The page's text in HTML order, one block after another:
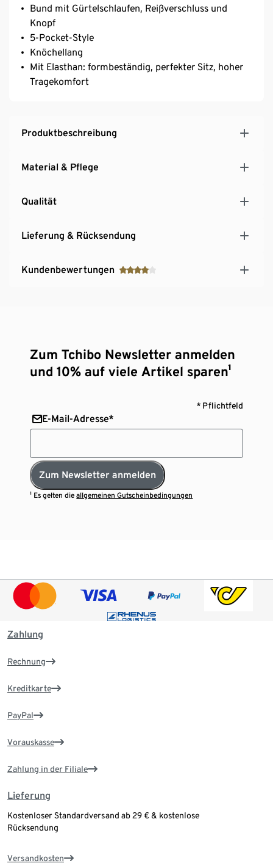
Bund mit Gürtelschlaufen, Reißverschluss und
Knopf
5-Pocket-Style
Knöchellang
Mit Elasthan: formbeständig, perfekter Sitz, hoher
Tragekomfort
Produktbeschreibung
Material & Pflege
Qualität
Lieferung & Rücksendung
Kundenbewertungen
Zum Tchibo Newsletter anmelden
und 10% auf viele Artikel sparen¹
* Pflichtfeld
E-Mail-Adresse*
Zum Newsletter anmelden
¹ Es gelten dieallgemeinen Gutscheinbedingungen
Zahlung
Rechnung
Kreditkarte
PayPal
Vorauskasse
Zahlung in der Filiale
Lieferung
Kostenloser Standardversand ab 29 € & kostenlose
Rücksendung
Versandkosten